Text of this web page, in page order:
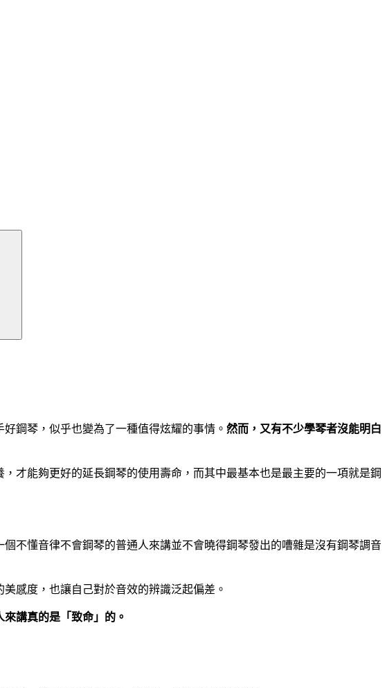
鋼琴，似乎也變為了一種值得炫耀的事情。 然而，又有不少學琴者沒能明白
才能夠更好的延長鋼琴的使用壽命，而其中最基本也是最主要的一項就是鋼
不懂音律不會鋼琴的普通人來講並不會曉得鋼琴發出的嘈雜是沒有鋼琴調音
感度，也讓自己對於音效的辨識泛起偏差。
講真的是「致命」的。